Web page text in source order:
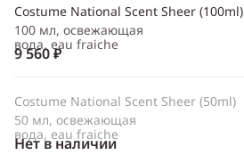
Costume National Scent Sheer (100ml)
100 мл, освежающая
вода, eau fraiche
9 560 ₽
Costume National Scent Sheer (50ml)
50 мл, освежающая
вода, eau fraiche
Нет в наличии